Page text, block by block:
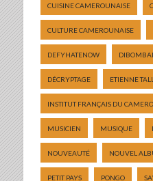
CUISINE CAMEROUNAISE
CULTURE CAMEROUNAISE
DEFYHATENOW
DÉCRYPTAGE ETIENNE
INSTITUT FRANÇAIS DU
MUSICIEN MUSIQUE
NOUVEAUTÉ NOUVEL
PETIT PAYS PONGO